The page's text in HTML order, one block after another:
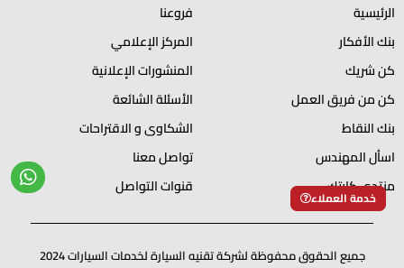
خدمة العملاء
الرئيسية
بنك الأفكار
كن شريك
كن من فريق العمل
بنك النقاط
اسأل المهندس
منتدي كارتك
فروعنا
المركز الإعلامي
المنشورات الإعلانية
الأسئلة الشائعة
الشكاوى و الاقتراحات
تواصل معنا
قنوات التواصل
جميع الحقوق محفوظة لشركة تقنيه السيارة لخدمات السيارات 2024